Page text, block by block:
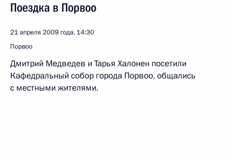
Поездка в Порвоо
21 апреля 2009 года, 14:30
Порвоо
Дмитрий Медведев и Тарья Халонен посетили
Кафедральный собор города Порвоо, общались
с местными жителями.